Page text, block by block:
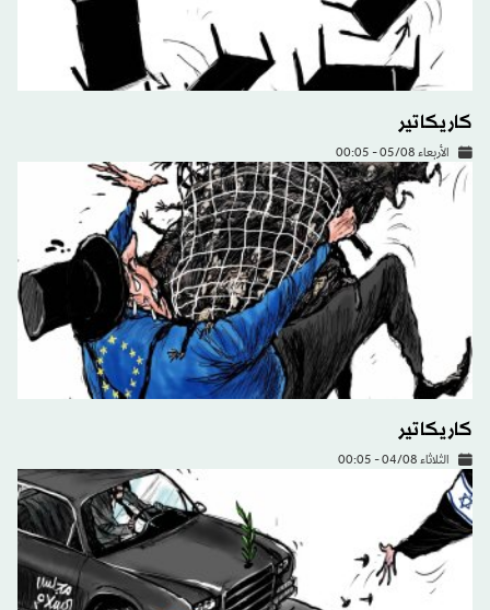
كاريكاتير
الأربعاء 05/08 - 00:05
كاريكاتير
الثلاثاء 04/08 - 00:05